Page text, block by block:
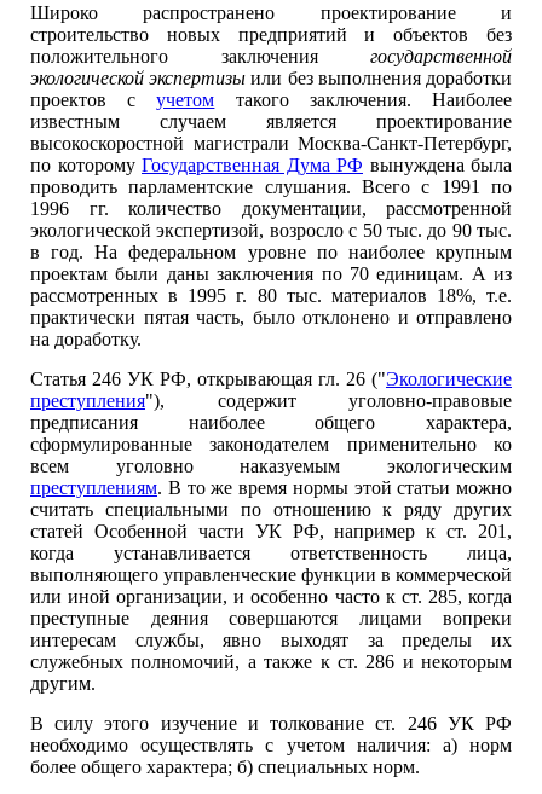
Широко распространено проектирование и
строительство новых предприятий и объектов без
положительного заключения государственной
экологической экспертизыили без выполнения доработки
проектов сучетом такого заключения. Наиболее
известным случаем является проектирование
высокоскоростной магистрали Москва-Санкт-Петербург,
по которому Государственная Дума РФ вынуждена была
проводить парламентские слушания. Всего с 1991 по
1996 гг. количество документации, рассмотренной
экологической экспертизой, возросло с 50 тыс. до 90 тыс.
в год. На федеральном уровне по наиболее крупным
проектам были даны заключения по 70 единицам. А из
рассмотренных в 1995 г. 80 тыс. материалов 18%, т.е.
практически пятая часть, было отклонено и отправлено
на доработку.
Статья 246 УК РФ, открывающая гл. 26 ("Экологические
преступления"), содержит уголовно-правовые
предписания наиболее общего характера,
сформулированные законодателем применительно ко
всем уголовно наказуемым экологическим
преступлениям. В то же время нормы этой статьи можно
считать специальными по отношению к ряду других
статей Особенной части УК РФ, например к ст. 201,
когда устанавливается ответственность лица,
выполняющего управленческие функции в коммерческой
или иной организации, и особенно часто к ст. 285, когда
преступные деяния совершаются лицами вопреки
интересам службы, явно выходят за пределы их
служебных полномочий, а также к ст. 286 и некоторым
другим.
В силу этого изучение и толкование ст. 246 УК РФ
необходимо осуществлять с учетом наличия: а) норм
более общего характера; б) специальных норм.